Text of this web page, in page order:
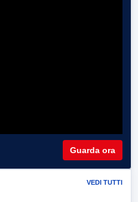
Guarda ora
VEDI TUTTI